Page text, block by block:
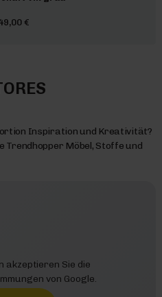
€
Inspiration und Kreativität?
Trendhopper Möbel, Stoffe und
akzeptieren Sie die
von Google.